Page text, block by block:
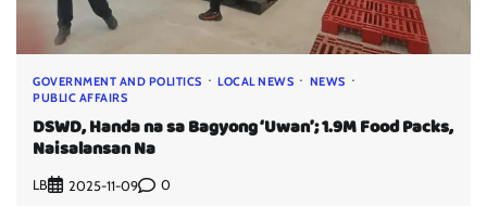
GOVERNMENT AND POLITICS LOCAL NEWS
NEWS
PUBLIC AFFAIRS
DSWD, Handa na sa Bagyong ‘Uwan’; 1.9M Food Packs,
Naisalansan Na
LB 2025-11-09 0